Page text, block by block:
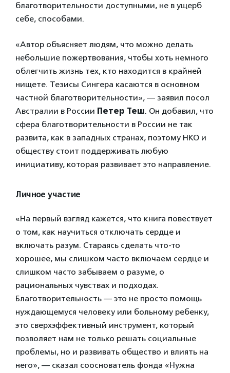
благотворительности доступными, не в ущерб
себе, способами.
«Автор объясняет людям, что можно делать
небольшие пожертвования, чтобы хоть немного
облегчить жизнь тех, кто находится в крайней
нищете. Тезисы Сингера касаются в основном
частной благотворительности», — заявил посол
Австралии в России Петер Теш. Он добавил, что
сфера благотворительности в России не так
развита, как в западных странах, поэтому НКО и
обществу стоит поддерживать любую
инициативу, которая развивает это направление.
Личное участие
«На первый взгляд кажется, что книга повествует
о том, как научиться отключать сердце и
включать разум. Стараясь сделать что-то
хорошее, мы слишком часто включаем сердце и
слишком часто забываем о разуме, о
рациональных чувствах и подходах.
Благотворительность — это не просто помощь
нуждающемуся человеку или больному ребенку,
это сверхэффективный инструмент, который
позволяет нам не только решать социальные
проблемы, но и развивать общество и влиять на
него», — сказал сооснователь фонда «Нужна